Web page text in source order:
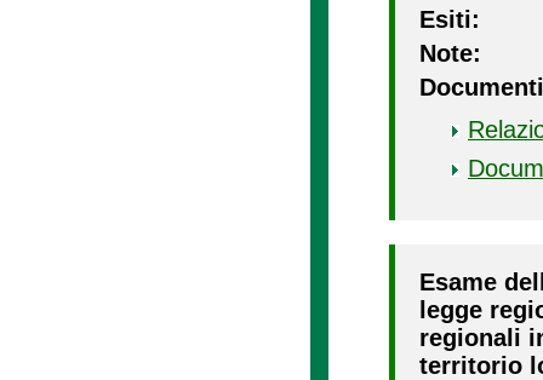
Esiti:
Note:
Esame
legge
regionali
territorio